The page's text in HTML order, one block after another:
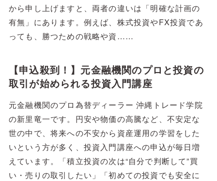
から申し上げますと、両者の違いは「明確な計画の
有無」にあります。例えば、株式投資やFX投資であ
っても、勝つための戦略や資……
【申込殺到！】元金融機関のプロと投資の
取引が始められる投資入門講座
元金融機関のプロ為替ディーラー 沖縄トレード学院
の新里竜一です。円安や物価の高騰など、不安定な
世の中で、将来への不安から資産運用の学習をした
いという方が多く、投資入門講座への申込が毎日増
えています。「積立投資の次は“自分で判断して”買
い・売りの取引したい」「初めての投資でも安全に